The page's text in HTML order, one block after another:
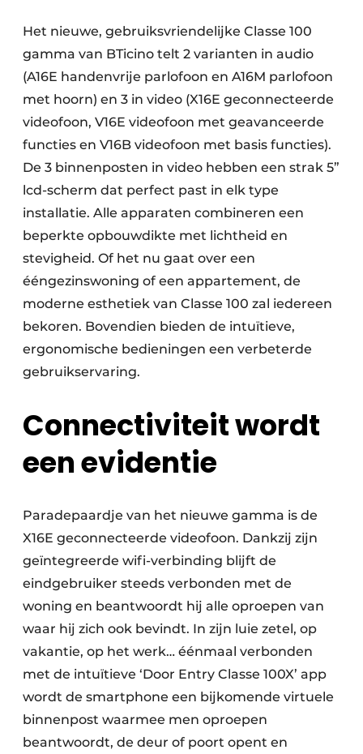
Veiligheid & Opleiding
Het nieuwe, gebruiksvriendelijke Classe 100
gamma van BTicino telt 2 varianten in audio
(A16E handenvrije parlofoon en A16M parlofoon
met hoorn) en 3 in video (X16E geconnecteerde
videofoon, V16E videofoon met geavanceerde
functies en V16B videofoon met basis functies).
De 3 binnenposten in video hebben een strak 5”
lcd-scherm dat perfect past in elk type
installatie. Alle apparaten combineren een
beperkte opbouwdikte met lichtheid en
stevigheid. Of het nu gaat over een
ééngezinswoning of een appartement, de
moderne esthetiek van Classe 100 zal iedereen
bekoren. Bovendien bieden de intuïtieve,
ergonomische bedieningen een verbeterde
gebruikservaring.
Connectiviteit wordt
een evidentie
Paradepaardje van het nieuwe gamma is de
X16E geconnecteerde videofoon. Dankzij zijn
geïntegreerde wifi-verbinding blijft de
eindgebruiker steeds verbonden met de
woning en beantwoordt hij alle oproepen van
waar hij zich ook bevindt. In zijn luie zetel, op
vakantie, op het werk… éénmaal verbonden
met de intuïtieve ‘Door Entry Classe 100X’ app
wordt de smartphone een bijkomende virtuele
binnenpost waarmee men oproepen
beantwoordt, de deur of poort opent en